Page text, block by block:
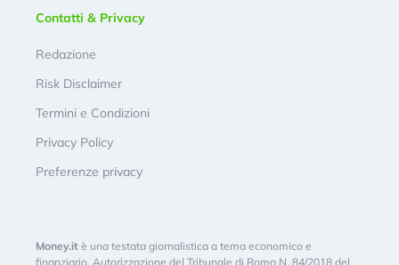
Contatti & Privacy
Redazione
Risk Disclaimer
Termini e Condizioni
Privacy Policy
Preferenze privacy
Money.it è una testata giornalistica a tema economico e
finanziario. Autorizzazione del Tribunale di Roma N. 84/2018 del